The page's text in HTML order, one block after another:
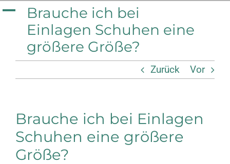
Zum
springen
A
Brauche ich bei
Einlagen Schuhen eine
größere Größe?
Zurück Vor
Brauche ich bei Einlagen
Schuhen eine größere
Größe?